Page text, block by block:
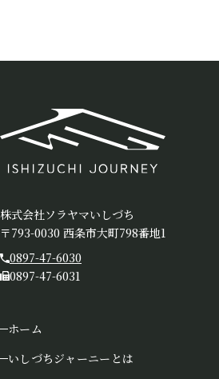
株式会社ソラヤマいしづち
〒793-0030 西条市大町798番地1
0897-47-6030
0897-47-6031
ホーム
いしづちジャーニーとは